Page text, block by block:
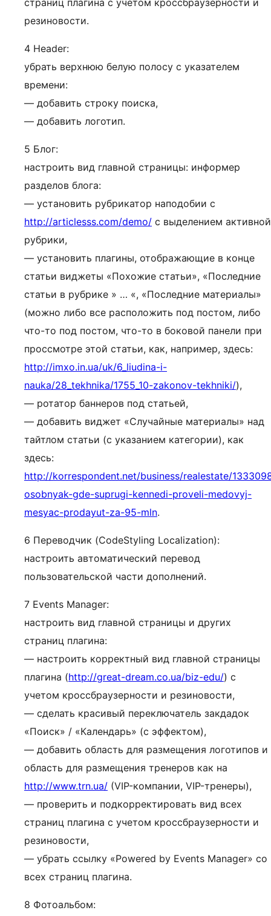
страниц плагина с учетом кроссбраузерности и
резиновости.
4 Header:
убрать верхнюю белую полосу с указателем
времени:
— добавить строку поиска,
— добавить логотип.
5 Блог:
настроить вид главной страницы: информер
разделов блога:
— установить рубрикатор наподобии с
http://articlesss.com/demo/ с выделением активной
рубрики,
— установить плагины, отображающие в конце
статьи виджеты «Похожие статьи», «Последние
статьи в рубрике » … «, «Последние материалы»
(можно либо все расположить под постом, либо
что-то под постом, что-то в боковой панели при
проссмотре этой статьи, как, например, здесь:
http://imxo.in.ua/uk/6_liudina-i-
nauka/28_tekhnika/1755_10-zakonov-tekhniki/),
— ротатор баннеров под статьей,
— добавить виджет «Случайные материалы» над
тайтлом статьи (с указанием категории), как
здесь:
http://korrespondent.net/business/realestate/
osobnyak-gde-suprugi-kennedi-proveli-medovyj-
mesyac-prodayut-za-95-mln.
6 Переводчик (CodeStyling Localization):
настроить автоматический перевод
пользовательской части дополнений.
7 Events Manager:
настроить вид главной страницы и других
страниц плагина:
— настроить корректный вид главной страницы
плагина (http://great-dream.co.ua/biz-edu/) с
учетом кроссбраузерности и резиновости,
— сделать красивый переключатель закдадок
«Поиск» / «Календарь» (с эффектом),
— добавить область для размещения логотипов и
область для размещения тренеров как на
http://www.trn.ua/ (VIP-компании, VIP-тренеры),
— проверить и подкорректировать вид всех
страниц плагина с учетом кроссбраузерности и
резиновости,
— убрать ссылку «Powered by Events Manager» со
всех страниц плагина.
8 Фотоальбом: